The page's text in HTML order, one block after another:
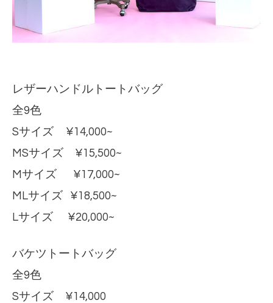
レザーハンドルトートバッグ
全9色
Sサイズ ¥14,000~
MSサイズ ¥15,500~
Mサイズ ¥17,000~
MLサイズ ¥18,500~
Lサイズ ¥20,000~
バケツトートバッグ
全9色
Sサイズ ¥14,000